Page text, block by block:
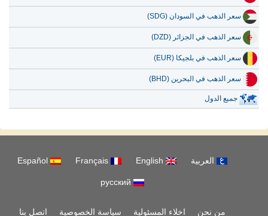
سعر الذهب في السودان (SDG)
سعر الذهب في الجزائر (DZD)
سعر الذهب في بلجيكا (EUR)
سعر الذهب في البحرين (BHD)
جميع الدول
العربية Français
Español
من نحن اخلاء المسئولية سياسة الخصوصية اتصل بنا